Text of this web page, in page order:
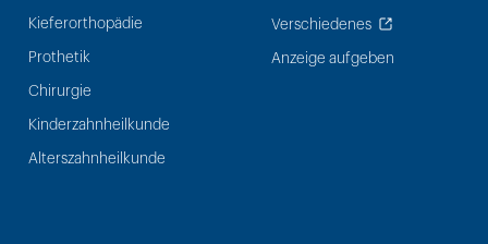
Kieferorthopädie
Prothetik
Chirurgie
Kinderzahnheilkunde
Alterszahnheilkunde
Verschiedenes
Anzeige aufgeben